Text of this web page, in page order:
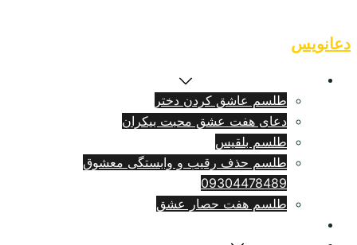
to
content
دعانویس
طلسم عاشق کردن دختر
دعای هفت عشق محبت بیکران
طلسم بلقيس
طلسم حذف رقیب و وابستگی معشوق
09304478489
طلسم هفت حصار عشق